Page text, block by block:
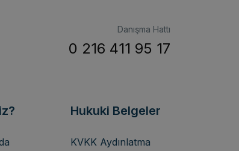
Danışma Hattı
0 216 411 95 17
Hukuki Belgeler
KVKK Aydınlatma